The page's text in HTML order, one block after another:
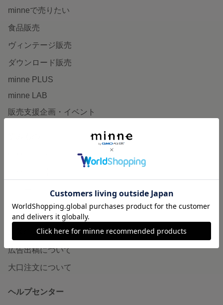
minneで売りたい
食品販売
ヴィンテージ販売
ダウンロード販売
minne PLUS
minne LAB
販売支援企画・イベント
minneとものづくりと
minneの本
企業の方へ
広告出稿について
大口注文について
ヘルプセンター